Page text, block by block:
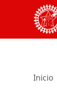
Inicio